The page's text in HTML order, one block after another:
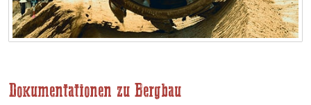
Dokumentationen zu Bergbau